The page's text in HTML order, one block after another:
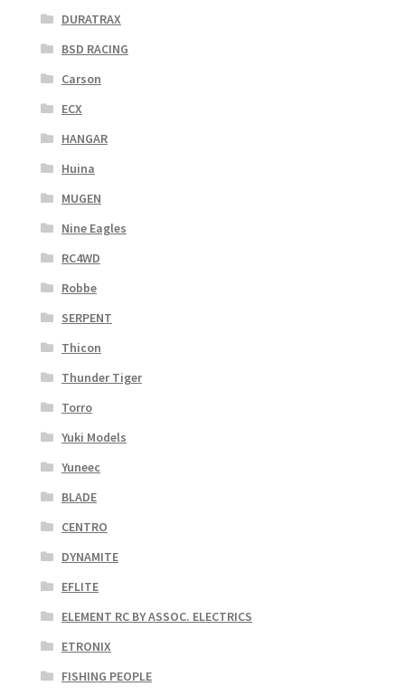
DURATRAX
BSD RACING
Carson
ECX
HANGAR
Huina
MUGEN
Nine Eagles
RC4WD
Robbe
SERPENT
Thicon
Thunder Tiger
Torro
Yuki Models
Yuneec
BLADE
CENTRO
DYNAMITE
EFLITE
ELEMENT RC BY ASSOC. ELECTRICS
ETRONIX
FISHING PEOPLE